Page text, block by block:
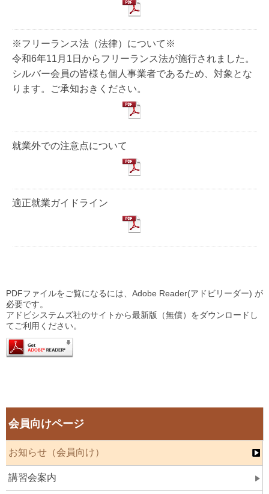
※フリーランス法（法律）について※
令和6年11月1日からフリーランス法が施行されました。
シルバー会員の皆様も個人事業者であるため、対象とな
ります。ご承知おきください。
就業外での注意点について
適正就業ガイドライン
PDFファイルをご覧になるには、Adobe Reader(アドビリーダー) が
必要です。
アドビシステムズ社のサイトから最新版（無償）をダウンロードし
てご利用ください。
会員向けページ
お知らせ（会員向け）
講習会案内